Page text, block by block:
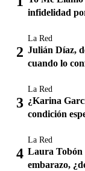
infidelidad
La Red
Julián Díaz,
cuando lo
La Red
¿Karina
condición
La Red
Laura Tobón
embarazo,